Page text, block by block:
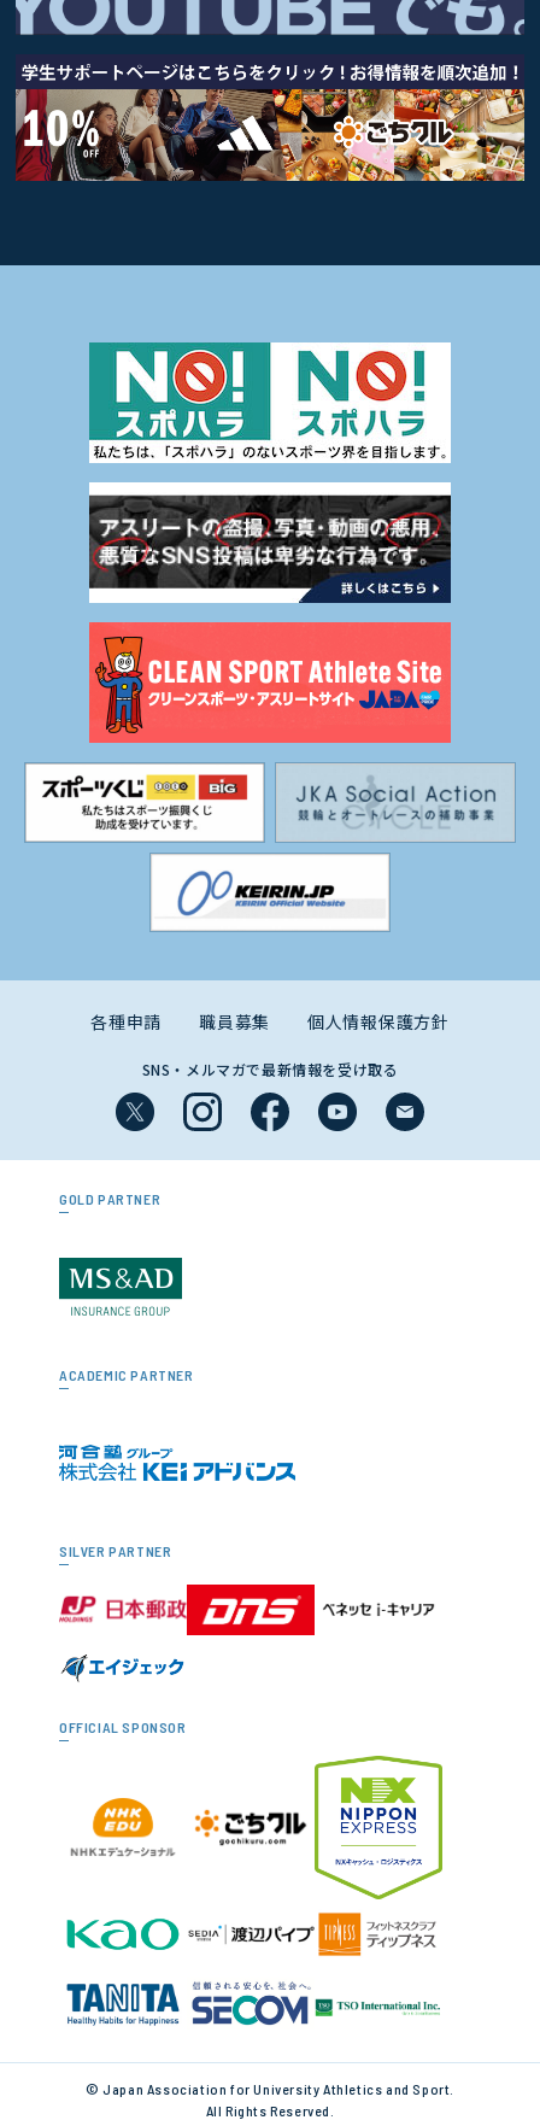
各種申請 職員募集 個人情報保護方針
SNS・メルマガで最新情報を受け取る
GOLD PARTNER
ACADEMIC PARTNER
SILVER PARTNER
OFFICIAL SPONSOR
© Japan Association for University Athletics and Sport.
All Rights Reserved.